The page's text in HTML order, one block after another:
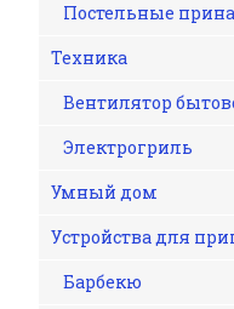
Постельные
Техника
Вентилятор
Электрогриль
Умный дом
Устройства для
Барбекю